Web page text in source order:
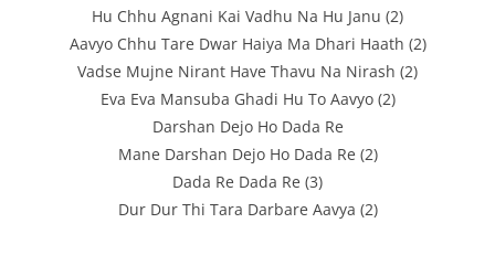
Hu Chhu Agnani Kai Vadhu Na Hu Janu (2)
Aavyo Chhu Tare Dwar Haiya Ma Dhari Haath (2)
Vadse Mujne Nirant Have Thavu Na Nirash (2)
Eva Eva Mansuba Ghadi Hu To Aavyo (2)
Darshan Dejo Ho Dada Re
Mane Darshan Dejo Ho Dada Re (2)
Dada Re Dada Re (3)
Dur Dur Thi Tara Darbare Aavya (2)